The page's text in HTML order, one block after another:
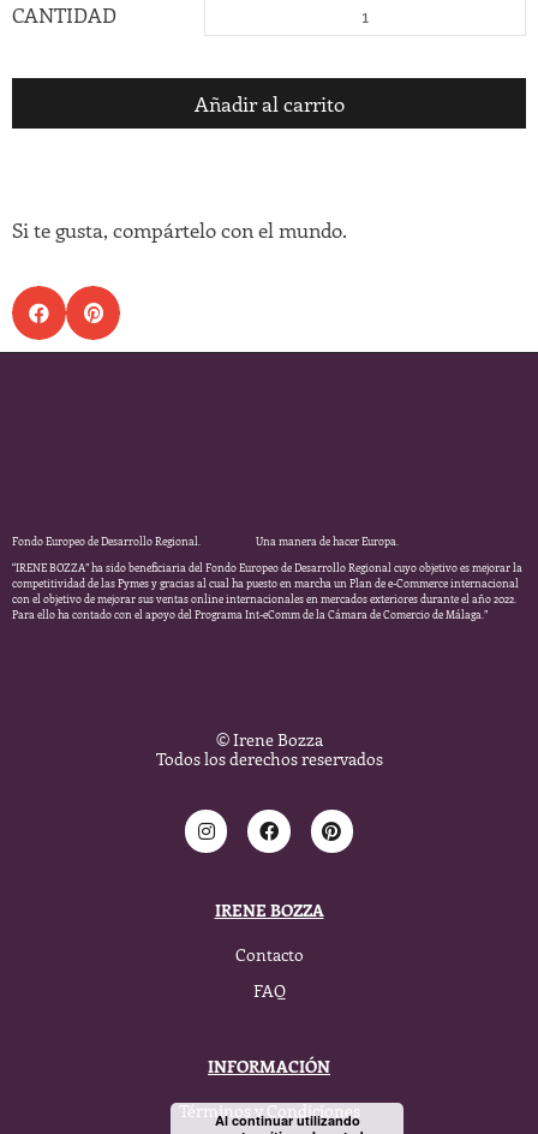
CANTIDAD
Añadir al carrito
Si te gusta, compártelo con el mundo.
Fondo Europeo de Desarrollo Regional. Una manera de hacer Europa.
“IRENE BOZZA” ha sido beneficiaria del Fondo Europeo de Desarrollo Regional cuyo objetivo es mejorar la
competitividad de las Pymes y gracias al cual ha puesto en marcha un Plan de e-Commerce internacional
con el objetivo de mejorar sus ventas online internacionales en mercados exteriores durante el año 2022.
Para ello ha contado con el apoyo del Programa Int-eComm de la Cámara de Comercio de Málaga.”
© Irene Bozza
Todos los derechos reservados
IRENE BOZZA
Contacto
FAQ
INFORMACIÓN
Términos y Condiciones
Al continuar utilizando